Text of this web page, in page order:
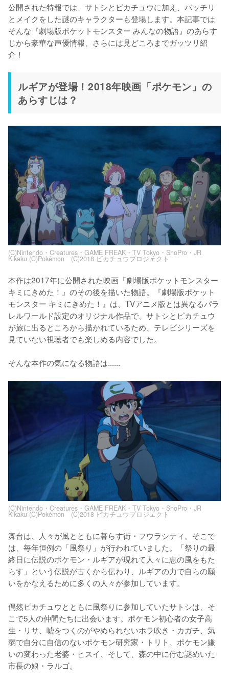
公開された特報では、サトシとピカチュウに加え、バッチリ
とメイクをした謎のキャラクターも登場します。本記事では
そんな『劇場版ポケットモンスター みんなの物語』のあらす
じから豪華な声優情報、さらには見どころまでガッツリ紹
介！
ルギアが登場！2018年映画「ポケモン」の
あらすじは？
(C)Nintendo・Creatures・GAME FREAK・TV Tokyo・ShoPro・JR
Kikaku (C)Pokémon (C)2018 ピカチュウプロジェクト
本作は2017年に公開された映画『劇場版ポケットモンスター
キミにきめた！』のその後を描いた物語。『劇場版ポケット
モンスター キミにきめた！』は、TVアニメ版とは異なるパラ
レルワールド設定のオリジナル作品で、サトシとピカチュウ
が旅に出るところから描かれているため、テレビシリーズを
見ていない視聴者でも楽しめる内容でした。
そんな本作の気になる物語は......
(C)Nintendo・Creatures・GAME FREAK・TV Tokyo・ShoPro・JR
Kikaku (C)Pokémon (C)2018 ピカチュウプロジェクト
舞台は、人々が風とともに暮らす街・フウラシティ。そこで
は、毎年恒例の「風祭り」が行われていました。「祭りの最
終日に伝説のポケモン・ルギアが現れて人々に恵の風をもた
らす」という伝説が古くから伝わり、ルギアの力で自らの願
いをかなえるために多くの人々が参加しています。
偶然ピカチュウとともに風祭りに参加していたサトシは、そ
こで5人の仲間たちに出会います。ポケモン初心者の女子高
生・リサ、嘘をつくのがやめられないホラ吹き・カガチ、気
弱で自分に自信のないポケモン研究家・トリト、ポケモン嫌
いの変わった老婆・ヒスイ、そして、森の中に佇む謎めいた
市長の娘・ラルゴ。